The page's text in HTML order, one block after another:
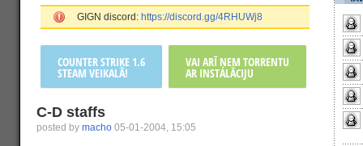
GIGN discord: https://discord.gg/4RHUWj8
COUNTER STRIKE 1.6
STEAM VEIKALĀ!
VAI ARĪ ŅEM TORRENTU
AR INSTALĀCIJU
C-D staffs
posted by macho 05-01-2004, 15:05